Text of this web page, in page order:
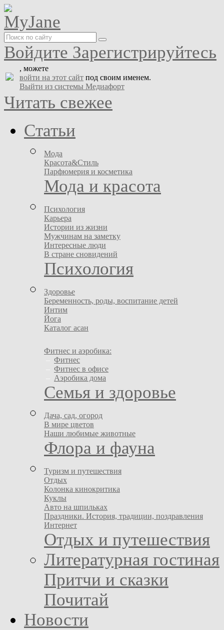
Войдите Зарегистрируйтесь
, можете
войти на этот сайт под своим именем.
Выйти из системы Медиафорт
Читать свежее
Статьи
Мода
Красота&Стиль
Парфюмерия и косметика
Мода и красота
Психология
Карьера
Истории из жизни
Мужчинам на заметку
Интересные люди
В стране сновидений
Психология
Здоровье
Беременность, роды, воспитание детей
Интим
Йога
Каталог асан
Фитнес и аэробика:
Фитнес
Фитнес в офисе
Аэробика дома
Семья и здоровье
Дача, сад, огород
В мире цветов
Наши любимые животные
Флора и фауна
Туризм и путешествия
Отдых
Колонка кинокритика
Куклы
Авто на шпильках
Праздники. История, традиции, поздравления
Интернет
Отдых и путешествия
Литературная гостиная
Притчи и сказки
Почитай
Новости